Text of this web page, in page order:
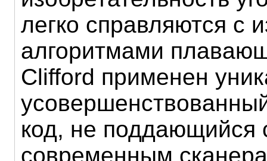
легко справляются с
алгоритмами
Clifford применен
код, не
современным